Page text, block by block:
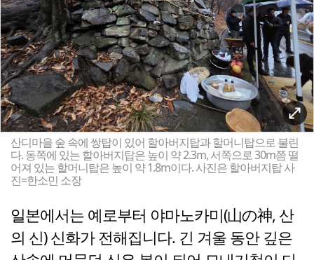
산디마을 숲 속에 쌍탑이 있어 할아버지탑과 할머니탑으로 불린
다. 동쪽에 있는 할아버지탑은 높이 약 2.3m, 서쪽으로 30m쯤 떨
어져 있는 할머니탑은 높이 약 1.8m이다. 사진은 할아버지탑 사
진=한소민 소장
일본에서는 예로부터 야마노카미(山の神, 산
의 신) 신화가 전해집니다. 긴 겨울 동안 깊은